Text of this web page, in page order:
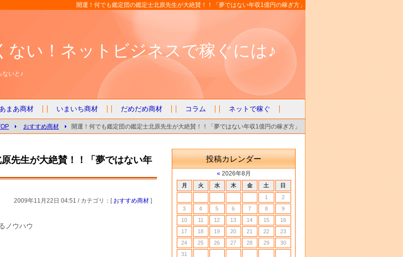
開運！何でも鑑定団の鑑定士北原先生が大絶賛！！「夢ではない年収1億円の稼ぎ方」
ない！ネットビジネスで稼ぐには♪
ないと♪
まあ商材 いまいち商材 だめだめ商材 コラム ネットで稼ぐ
おすすめ商材 開運！何でも鑑定団の鑑定士北原先生が大絶賛！！「夢ではない年収1億円の稼ぎ方」
先生が大絶賛！！「夢ではない年
2009年11月22日 04:51 / カテゴリ：[ おすすめ商材 ]
ノウハウ
投稿カレンダー
« 2026年8月
月 火 水 木 金 土
日
1
2
3
4 5 6 7 8
9
10
11 12 13 14 15
16
17
18 19 20 21 22
23
24
25 26 27 28 29
30
31